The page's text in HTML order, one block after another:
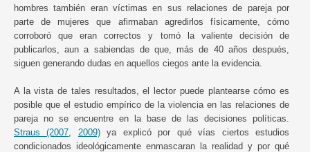
hombres también eran víctimas en sus relaciones de pareja por
parte de mujeres que afirmaban agredirlos físicamente, cómo
corroboró que eran correctos y tomó la valiente decisión de
publicarlos, aun a sabiendas de que, más de 40 años después,
siguen generando dudas en aquellos ciegos ante la evidencia.
A la vista de tales resultados, el lector puede plantearse cómo es
posible que el estudio empírico de la violencia en las relaciones de
pareja no se encuentre en la base de las decisiones políticas.
Straus (2007
2009)ya explicó por qué vías ciertos estudios
condicionados ideológicamente enmascaran la realidad y por qué